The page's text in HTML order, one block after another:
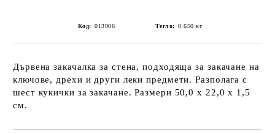
Код: 013906 Тегло: 0.650 кг
Дървена закачалка за стена, подходяща за закачане на
ключове, дрехи и други леки предмети. Разполага с
шест кукички за закачане. Размери 50,0 х 22,0 х 1,5
см.